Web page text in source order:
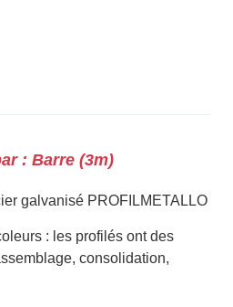
: Barre (3m)
galvanisé PROFILMETALLO
: les profilés ont des
consolidation,